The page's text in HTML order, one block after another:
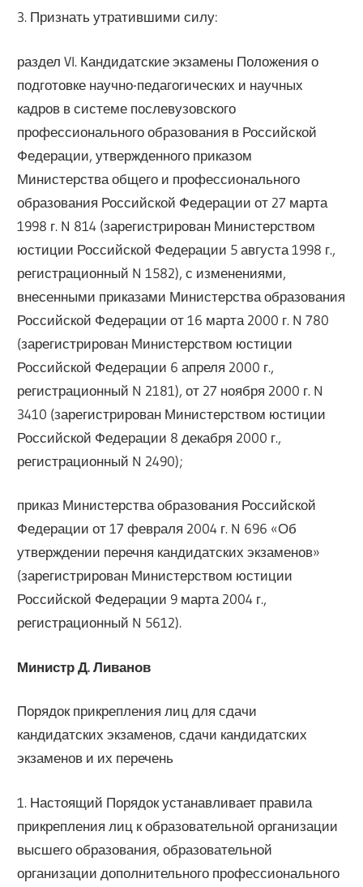
3. Признать утратившими силу:
раздел VI. Кандидатские экзамены Положения о
подготовке научно-педагогических и научных
кадров в системе послевузовского
профессионального образования в Российской
Федерации, утвержденного приказом
Министерства общего и профессионального
образования Российской Федерации от 27 марта
1998 г. N 814 (зарегистрирован Министерством
юстиции Российской Федерации 5 августа 1998 г.,
регистрационный N 1582), с изменениями,
внесенными приказами Министерства образования
Российской Федерации от 16 марта 2000 г. N 780
(зарегистрирован Министерством юстиции
Российской Федерации 6 апреля 2000 г.,
регистрационный N 2181), от 27 ноября 2000 г. N
3410 (зарегистрирован Министерством юстиции
Российской Федерации 8 декабря 2000 г.,
регистрационный N 2490);
приказ Министерства образования Российской
Федерации от 17 февраля 2004 г. N 696 «Об
утверждении перечня кандидатских экзаменов»
(зарегистрирован Министерством юстиции
Российской Федерации 9 марта 2004 г.,
регистрационный N 5612).
Министр Д. Ливанов
Порядок прикрепления лиц для сдачи
кандидатских экзаменов, сдачи кандидатских
экзаменов и их перечень
1. Настоящий Порядок устанавливает правила
прикрепления лиц к образовательной организации
высшего образования, образовательной
организации дополнительного профессионального